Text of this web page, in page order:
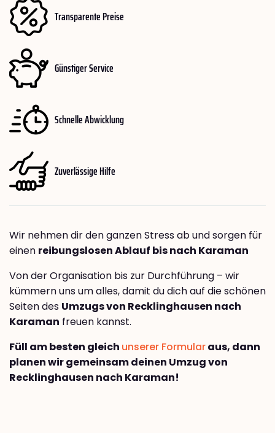
Transparente Preise
Günstiger Service
Schnelle Abwicklung
Zuverlässige Hilfe
Wir nehmen dir den ganzen Stress ab und sorgen für
einen reibungslosen Ablauf bis nach Karaman
Von der Organisation bis zur Durchführung – wir
kümmern uns um alles, damit du dich auf die schönen
Seiten des Umzugs von Recklinghausen nach
Karaman freuen kannst.
Füll am besten gleich unserer Formularaus, dann
planen wir gemeinsam deinen Umzug von
Recklinghausen nach Karaman!